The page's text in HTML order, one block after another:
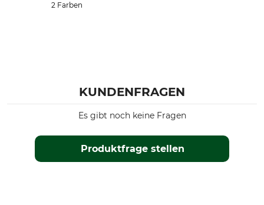
2 Farben
KUNDENFRAGEN
Produktfrage stellen
Es gibt noch keine Fragen